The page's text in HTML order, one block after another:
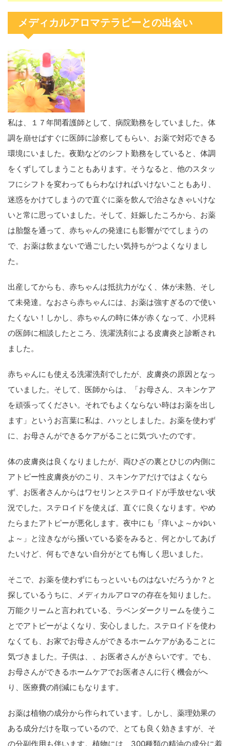
メディカルアロマテラピーとの出会い
私は、１７年間看護師として、病院勤務をしていました。体
調を崩せばすぐに医師に診察してもらい、お薬で対応できる
環境にいました。夜勤などのシフト勤務をしていると、体調
をくずしてしまうこともあります。そうなると、他のスタッ
フにシフトを変わってもらわなければいけないこともあり、
迷惑をかけてしまうので直ぐに薬を飲んで治さなきゃいけな
いと常に思っていました。そして、妊娠したころから、お薬
は胎盤を通って、赤ちゃんの発達にも影響がでてしまうの
で、お薬は飲まないで過ごしたい気持ちがつよくなりまし
た。
出産してからも、赤ちゃんは抵抗力がなく、体が未熟、そし
て未発達。なおさら赤ちゃんには、お薬は強すぎるので使い
たくない！しかし、赤ちゃんの時に体が赤くなって、小児科
の医師に相談したところ、洗濯洗剤による皮膚炎と診断され
ました。
赤ちゃんにも使える洗濯洗剤でしたが、皮膚炎の原因となっ
ていました。そして、医師からは、「お母さん、スキンケア
を頑張ってください。それでもよくならない時はお薬を出し
ます」というお言葉に私は、ハッとしました。お薬を使わず
に、お母さんができるケアがることに気づいたのです。
体の皮膚炎は良くなりましたが、両ひざの裏とひじの内側に
アトピー性皮膚炎がのこり、スキンケアだけではよくなら
ず、お医者さんからはワセリンとステロイドが手放せない状
況でした。ステロイドを使えば、直ぐに良くなります。やめ
たらまたアトピーが悪化します。夜中にも「痒いよ～かゆい
よ～」と泣きながら掻いている姿をみると、何とかしてあげ
たいけど、何もできない自分がとても悔しく思いました。
そこで、お薬を使わずにもっといいものはないだろうか？と
探しているうちに、メディカルアロマの存在を知りました。
万能クリームと言われている、ラベンダークリームを使うこ
とでアトピーがよくなり、安心しました。ステロイドを使わ
なくても、お家でお母さんができるホームケアがあることに
気づきました。子供は、、お医者さんがきらいです。でも、
お母さんができるホームケアでお医者さんに行く機会がへ
り、医療費の削減にもなります。
お薬は植物の成分から作られています。しかし、薬理効果の
ある成分だけを取っているので、とても良く効きますが、そ
の分副作用も伴います。植物には、300種類の精油の成分に着